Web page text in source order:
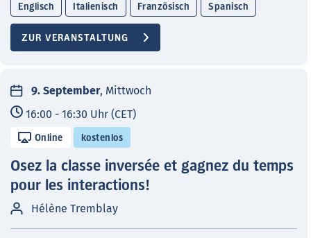
Englisch Italienisch Französisch Spanisch
ZUR VERANSTALTUNG
9. September, Mittwoch
16:00 - 16:30 Uhr (CET)
Online kostenlos
Osez la classe inversée et gagnez du temps
pour les interactions!
Hélène Tremblay